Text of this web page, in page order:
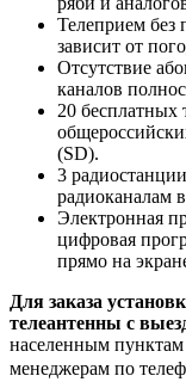
Телеприем без
зависит от
Отсутствие
каналов
20 бесплатных
(SD).
3
радиоканалам
Электронная
цифровая
прямо на
Для заказа
телеантенны с
населенным
менеджерам по